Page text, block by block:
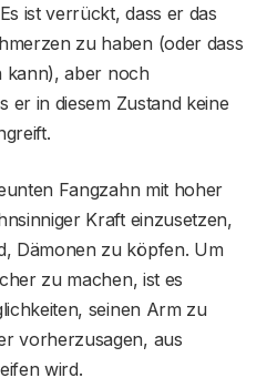
ist verrückt, dass er das
zu haben (oder dass
kann), aber noch
er in diesem Zustand keine
Fangzahn mit hoher
Kraft einzusetzen,
Dämonen zu köpfen. Um
zu machen, ist es
seinen Arm zu
vorherzusagen, aus
wird.